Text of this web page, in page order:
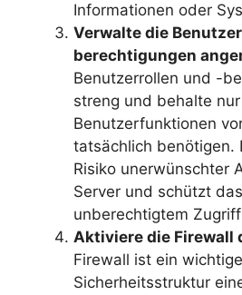
Informationen oder
Verwalte die
berechtigungen
Benutzerrollen und -
streng und behalte
Benutzerfunktionen
tatsächlich benötigen.
Risiko unerwünschter
Server und schützt
unberechtigtem
Aktiviere die Firewall
Firewall ist ein
Sicherheitsstruktur